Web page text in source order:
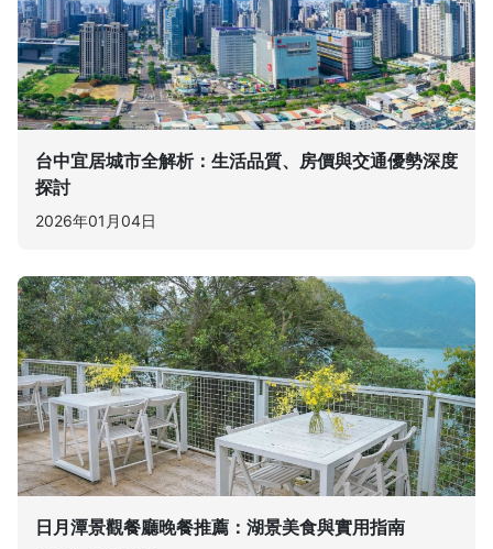
台中宜居城市全解析：生活品質、房價與交通優勢深度
探討
2026年01月04日
日月潭景觀餐廳晚餐推薦：湖景美食與實用指南